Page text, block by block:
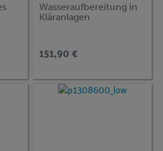
Wasseraufbereitung in
Kläranlagen
151,90 €